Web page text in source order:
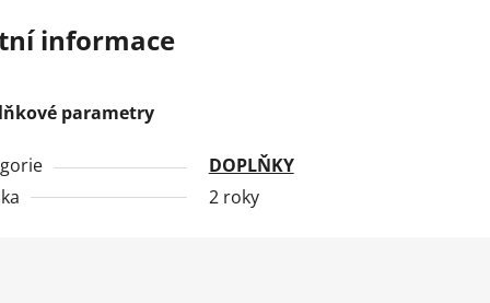
informace
parametry
DOPLŇKY
2 roky